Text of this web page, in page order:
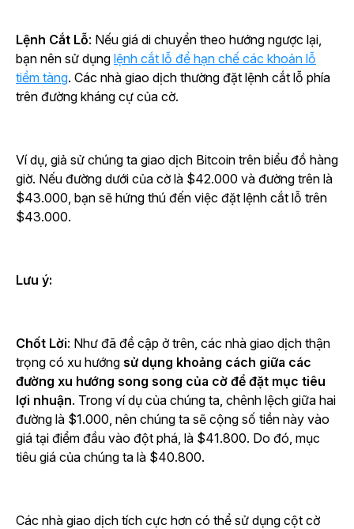
Lệnh Cắt Lỗ: Nếu giá di chuyển theo hướng ngược lại,
bạn nên sử dụng lệnh cắt lỗ để hạn chế các khoản lỗ
tiềm tàng. Các nhà giao dịch thường đặt lệnh cắt lỗ phía
trên đường kháng cự của cờ.
Ví dụ, giả sử chúng ta giao dịch Bitcoin trên biểu đồ hàng
giờ. Nếu đường dưới của cờ là $42.000 và đường trên là
$43.000, bạn sẽ hứng thú đến việc đặt lệnh cắt lỗ trên
$43.000.
Lưu ý:
Chốt Lời: Như đã đề cập ở trên, các nhà giao dịch thận
trọng có xu hướng sử dụng khoảng cách giữa các
đường xu hướng song song của cờ để đặt mục tiêu
lợi nhuận. Trong ví dụ của chúng ta, chênh lệch giữa hai
đường là $1.000, nên chúng ta sẽ cộng số tiền này vào
giá tại điểm đầu vào đột phá, là $41.800. Do đó, mục
tiêu giá của chúng ta là $40.800.
Các nhà giao dịch tích cực hơn có thể sử dụng cột cờ